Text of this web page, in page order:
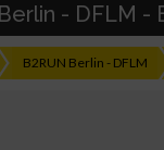
- DFLM
B2RUN Berlin - DFLM